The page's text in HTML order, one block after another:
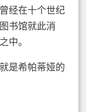
经在十个世纪
书馆就此消
中。
是希帕蒂娅的